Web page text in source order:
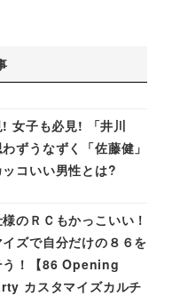
! 女子も必見! 「井川
ずうなずく「佐藤健」
コいい男性とは?
のＲＣもかっこいい！
ズで自分だけの８６を
う！【86 Opening
カスタマイズカルチ